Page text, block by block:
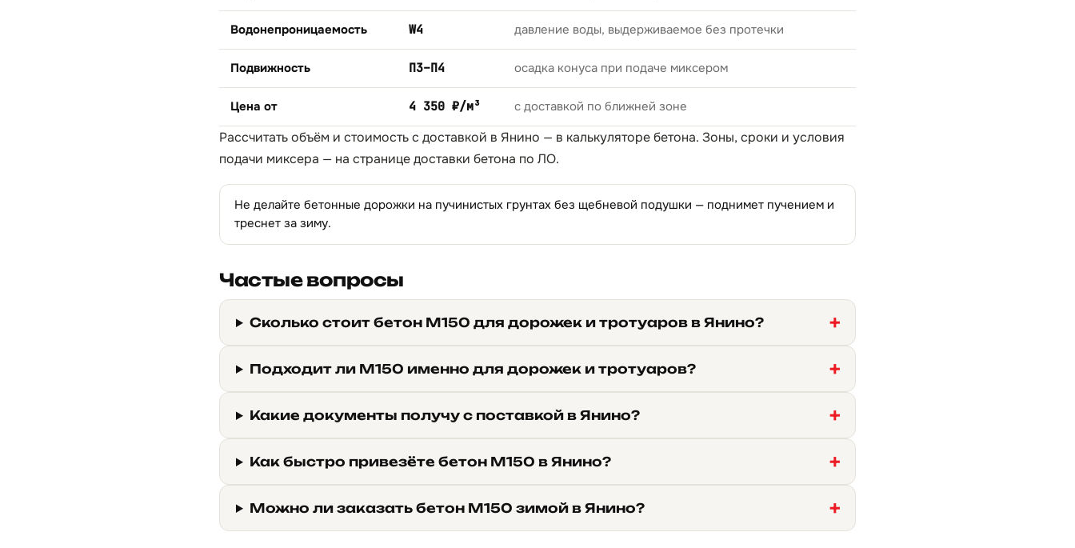
Водонепроницаемость W4 давление воды, выдерживаемое без протечки
Подвижность П3–П4 осадка конуса при подаче миксером
Цена от 4 350 ₽/м³ с доставкой по ближней зоне
Рассчитать объём и стоимость с доставкой в Янино — в калькуляторе бетона. Зоны, сроки и условия
подачи миксера — на страницедоставки бетона по ЛО.
Не делайте бетонные дорожки на пучинистых грунтах без щебневой подушки — поднимет пучением и
треснет за зиму.
Частые вопросы
Сколько стоит бетон М150 для дорожек и тротуаров в Янино?
Подходит ли М150 именно для дорожек и тротуаров?
Какие документы получу с поставкой в Янино?
Как быстро привезёте бетон М150 в Янино?
Можно ли заказать бетон М150 зимой в Янино?